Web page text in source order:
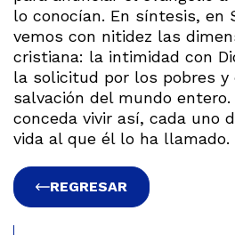
lo conocían. En síntesis, en
vemos con nitidez las
cristiana: la intimidad con
la solicitud por los pobres y
salvación del mundo entero.
conceda vivir así, cada uno
vida al que él lo ha llamado.
REGRESAR